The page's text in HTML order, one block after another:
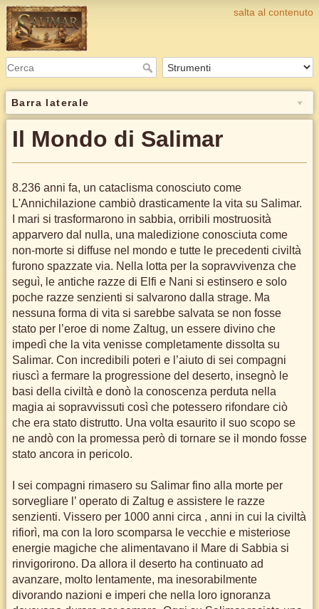
salta al contenuto
Barra laterale
Il Mondo di Salimar
8.236 anni fa, un cataclisma conosciuto come
L'Annichilazione cambiò drasticamente la vita su Salimar.
I mari si trasformarono in sabbia, orribili mostruosità
apparvero dal nulla, una maledizione conosciuta come
non-morte si diffuse nel mondo e tutte le precedenti civiltà
furono spazzate via. Nella lotta per la sopravvivenza che
seguì, le antiche razze di Elfi e Nani si estinsero e solo
poche razze senzienti si salvarono dalla strage. Ma
nessuna forma di vita si sarebbe salvata se non fosse
stato per l’eroe di nome Zaltug, un essere divino che
impedì che la vita venisse completamente dissolta su
Salimar. Con incredibili poteri e l’aiuto di sei compagni
riuscì a fermare la progressione del deserto, insegnò le
basi della civiltà e donò la conoscenza perduta nella
magia ai sopravvissuti così che potessero rifondare ciò
che era stato distrutto. Una volta esaurito il suo scopo se
ne andò con la promessa però di tornare se il mondo fosse
stato ancora in pericolo.
I sei compagni rimasero su Salimar fino alla morte per
sorvegliare l’ operato di Zaltug e assistere le razze
senzienti. Vissero per 1000 anni circa , anni in cui la civiltà
rifiorì, ma con la loro scomparsa le vecchie e misteriose
energie magiche che alimentavano il Mare di Sabbia si
rinvigorirono. Da allora il deserto ha continuato ad
avanzare, molto lentamente, ma inesorabilmente
divorando nazioni e imperi che nella loro ignoranza